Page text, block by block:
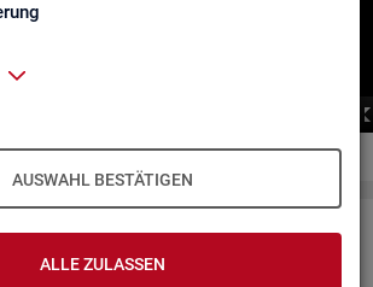
AUSWAHL BESTÄTIGEN
ALLE ZULASSEN
zur Bar­rie­re­frei­heit